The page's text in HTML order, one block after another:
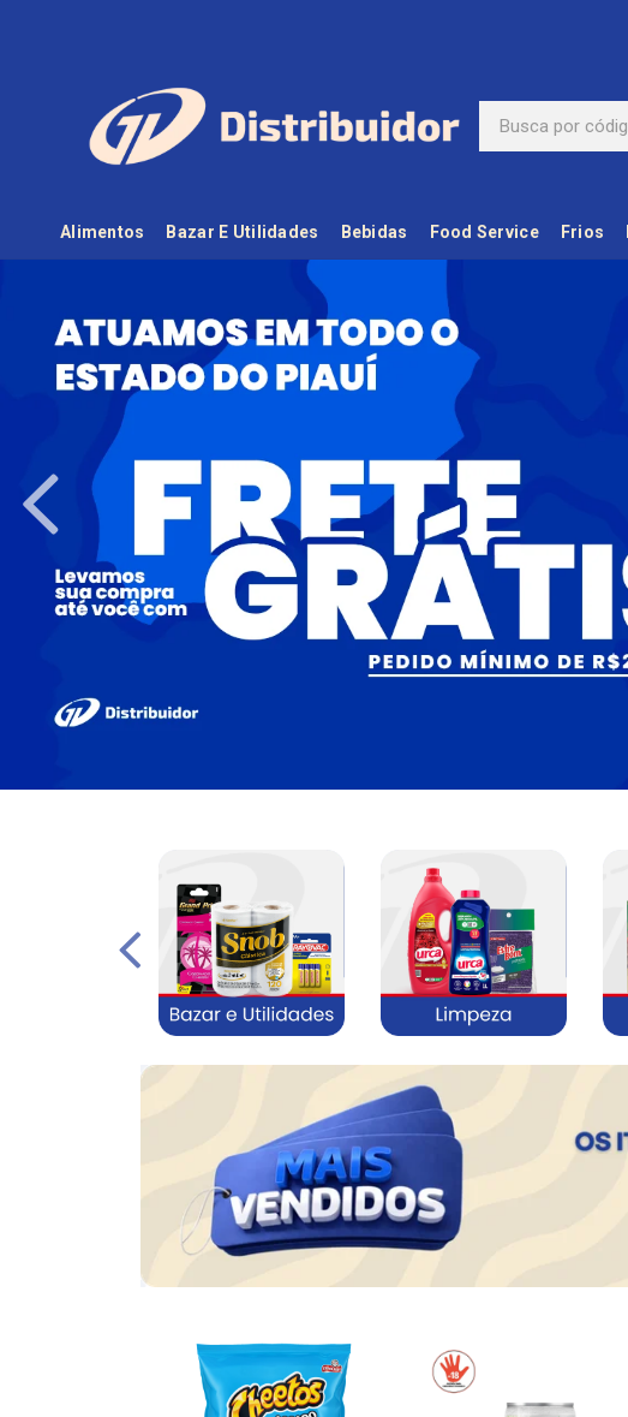
Alimentos Bazar E Utilidades Bebidas Food Service Frios